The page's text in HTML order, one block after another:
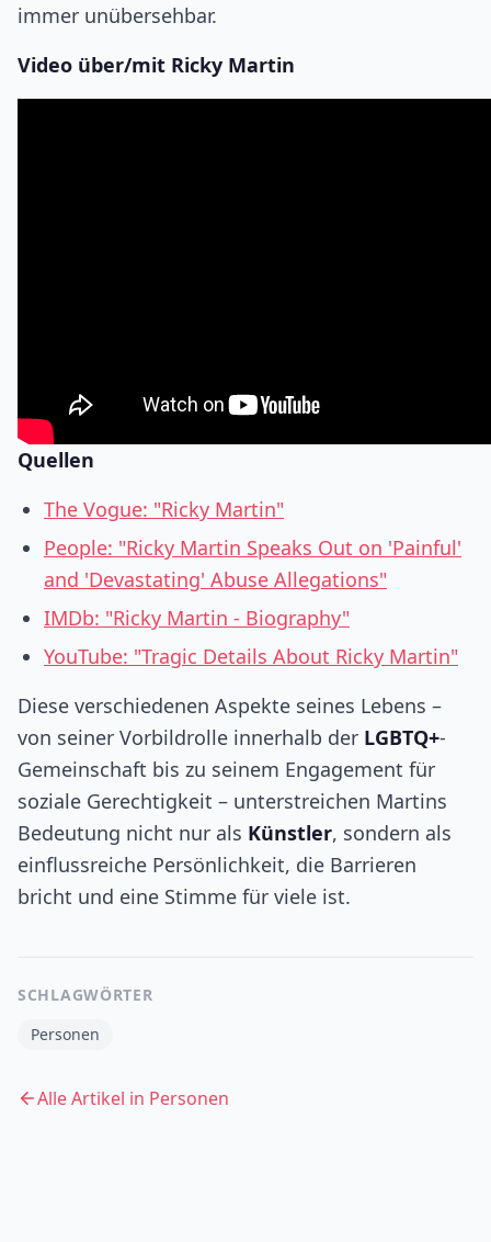
immer unübersehbar.
Video über/mit Ricky Martin
Quellen
The Vogue: "Ricky Martin"
People: "Ricky Martin Speaks Out on 'Painful'
and 'Devastating' Abuse Allegations"
IMDb: "Ricky Martin - Biography"
YouTube: "Tragic Details About Ricky Martin"
Diese verschiedenen Aspekte seines Lebens –
von seiner Vorbildrolle innerhalb der LGBTQ+-
Gemeinschaft bis zu seinem Engagement für
soziale Gerechtigkeit – unterstreichen Martins
Bedeutung nicht nur als Künstler, sondern als
einflussreiche Persönlichkeit, die Barrieren
bricht und eine Stimme für viele ist.
SCHLAGWÖRTER
Personen
Alle Artikel in Personen